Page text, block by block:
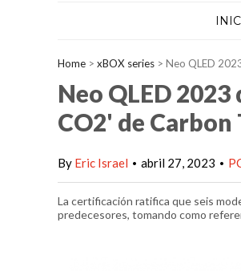
Home > xBOX series > Neo QLED
Neo QLED
CO2' de Carbon
By Eric Israel • abril 27, 2023 •
La certificación ratifica que seis
predecesores, tomando como